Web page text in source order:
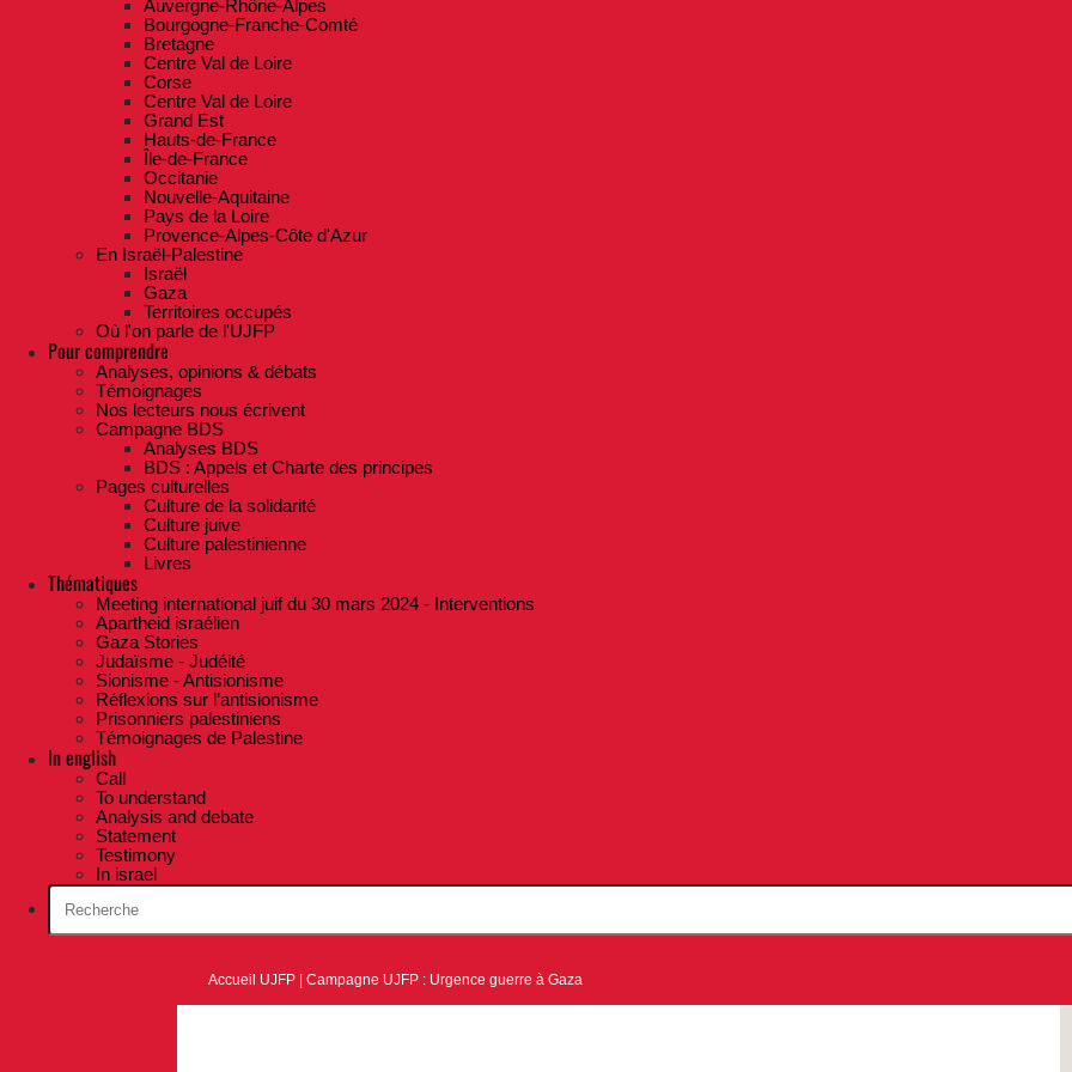
Auvergne-Rhône-Alpes
Bourgogne-Franche-Comté
Bretagne
Centre Val de Loire
Corse
Centre Val de Loire
Grand Est
Hauts-de-France
Île-de-France
Occitanie
Nouvelle-Aquitaine
Pays de la Loire
Provence-Alpes-Côte d'Azur
En Israël-Palestine
Israël
Gaza
Territoires occupés
Où l'on parle de l'UJFP
Pour comprendre
Analyses, opinions & débats
Témoignages
Nos lecteurs nous écrivent
Campagne BDS
Analyses BDS
BDS : Appels et Charte des principes
Pages culturelles
Culture de la solidarité
Culture juive
Culture palestinienne
Livres
Thématiques
Meeting international juif du 30 mars 2024 - Interventions
Apartheid israélien
Gaza Stories
Judaïsme - Judéité
Sionisme - Antisionisme
Réflexions sur l’antisionisme
Prisonniers palestiniens
Témoignages de Palestine
In english
Call
To understand
Analysis and debate
Statement
Testimony
In israel
Accueil UJFP |Campagne UJFP : Urgence guerre à Gaza